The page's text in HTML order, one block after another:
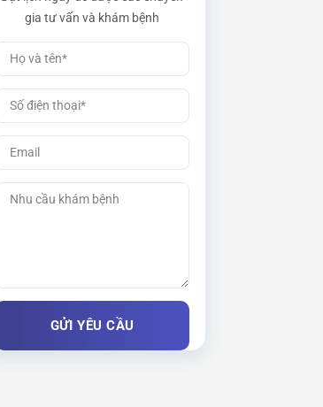
gia tư vấn và khám bệnh